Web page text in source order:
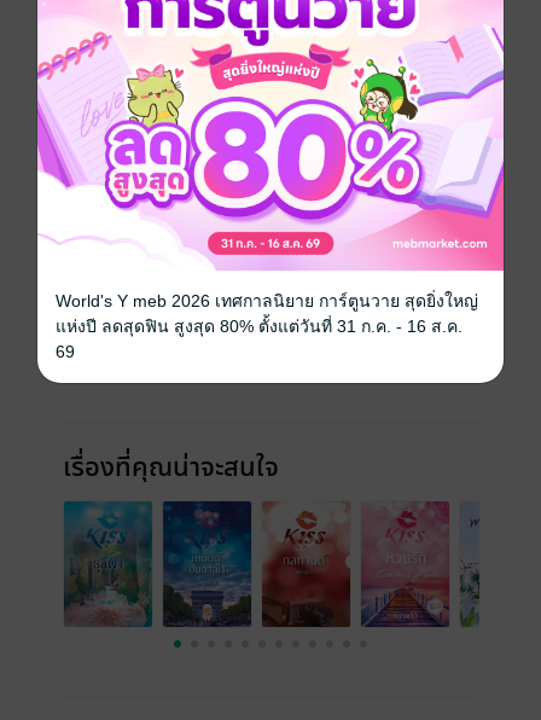
วันที่วางขาย 13 พฤศจิกายน 2563
ความยาว 495 หน้า (≈ 144,121 คำ)
ราคาปก 339 บาท (ประหยัด 46%)
เล่มอื่นๆ ในซีรีส์ ดูทั้งหมด
เรื่องที่คุณน่าจะสนใจ
World's Y meb 2026 เทศกาลนิยาย การ์ตูนวาย สุดยิ่งใหญ่
แห่งปี ลดสุดฟิน สูงสุด 80% ตั้งแต่วันที่ 31 ก.ค. - 16 ส.ค.
69